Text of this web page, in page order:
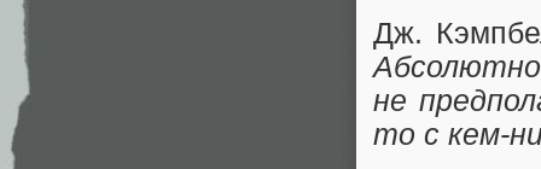
Дж.
не
то с кем-